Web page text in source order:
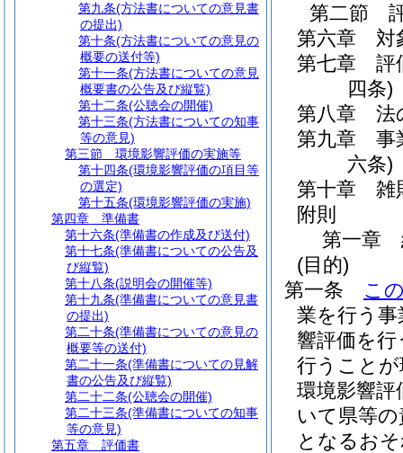
第二節
第六章
対
第七章
評
四条)
第八章
法
第九章
事
六条)
第十章
雑
附則
第一章
(目的)
第一条
こ
業を行う
響評価を
行うこと
環境影響
いて県等
となるお
第九条(方法書についての意見書
の提出)
第十条(方法書についての意見の
概要の送付等)
第十一条(方法書についての意見
概要書の公告及び縦覧)
第十二条(公聴会の開催)
第十三条(方法書についての知事
等の意見)
第三節
環境影響評価の実施等
第十四条(環境影響評価の項目等
の選定)
第十五条(環境影響評価の実施)
第四章
準備書
第十六条(準備書の作成及び送付)
第十七条(準備書についての公告及
び縦覧)
第十八条(説明会の開催等)
第十九条(準備書についての意見書
の提出)
第二十条(準備書についての意見の
概要等の送付)
第二十一条(準備書についての見解
書の公告及び縦覧)
第二十二条(公聴会の開催)
第二十三条(準備書についての知事
等の意見)
第五章
評価書